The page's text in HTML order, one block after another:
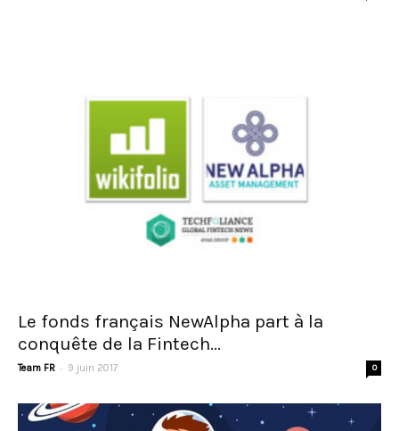
Le fonds français NewAlpha part à la
conquête de la Fintech...
Team FR - 9 juin 2017 0